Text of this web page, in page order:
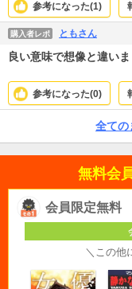
参考になった(1)
購入者レポ ともさん
良い意味で想像と違いま
参考になった(0)
全ての
無料会
会員限定無料
＼この他